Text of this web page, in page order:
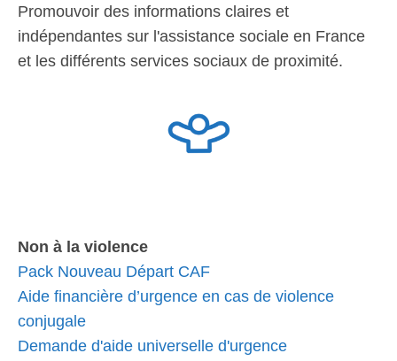
Promouvoir des informations claires et
indépendantes sur l'assistance sociale en France
et les différents services sociaux de proximité.
Non à la violence
Pack Nouveau Départ CAF
Aide financière d’urgence en cas de violence
conjugale
Demande d'aide universelle d'urgence